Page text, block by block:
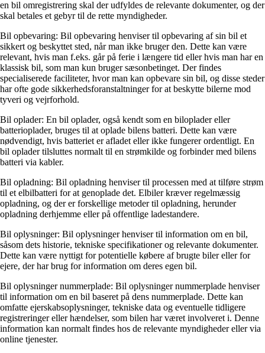
en bil omregistrering skal der udfyldes de relevante dokumenter, og der
skal betales et gebyr til de rette myndigheder.
Bil opbevaring: Bil opbevaring henviser til opbevaring af sin bil et
sikkert og beskyttet sted, når man ikke bruger den. Dette kan være
relevant, hvis man f.eks. går på ferie i længere tid eller hvis man har en
klassisk bil, som man kun bruger sæsonbetinget. Der findes
specialiserede faciliteter, hvor man kan opbevare sin bil, og disse steder
har ofte gode sikkerhedsforanstaltninger for at beskytte bilerne mod
tyveri og vejrforhold.
Bil oplader: En bil oplader, også kendt som en biloplader eller
batterioplader, bruges til at oplade bilens batteri. Dette kan være
nødvendigt, hvis batteriet er afladet eller ikke fungerer ordentligt. En
bil oplader tilsluttes normalt til en strømkilde og forbinder med bilens
batteri via kabler.
Bil opladning: Bil opladning henviser til processen med at tilføre strøm
til et elbilbatteri for at genoplade det. Elbiler kræver regelmæssig
opladning, og der er forskellige metoder til opladning, herunder
opladning derhjemme eller på offentlige ladestandere.
Bil oplysninger: Bil oplysninger henviser til information om en bil,
såsom dets historie, tekniske specifikationer og relevante dokumenter.
Dette kan være nyttigt for potentielle købere af brugte biler eller for
ejere, der har brug for information om deres egen bil.
Bil oplysninger nummerplade: Bil oplysninger nummerplade henviser
til information om en bil baseret på dens nummerplade. Dette kan
omfatte ejerskabsoplysninger, tekniske data og eventuelle tidligere
registreringer eller hændelser, som bilen har været involveret i. Denne
information kan normalt findes hos de relevante myndigheder eller via
online tjenester.